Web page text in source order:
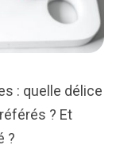
: quelle délice
? Et
?